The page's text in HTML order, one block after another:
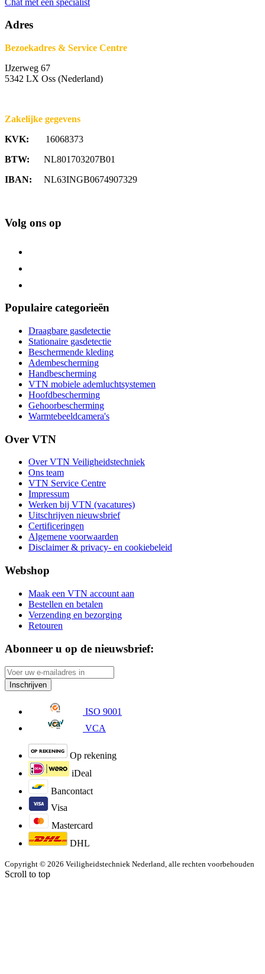
Adres
Bezoekadres & Service Centre
IJzerweg 67
5342 LX Oss (Nederland)
Zakelijke gegevens
KVK: 16068373
BTW: NL801703207B01
IBAN: NL63INGB0674907329
Volg ons op
Populaire categorieën
Draagbare gasdetectie
Stationaire gasdetectie
Beschermende kleding
Adembescherming
Handbescherming
VTN mobiele ademluchtsystemen
Hoofdbescherming
Gehoorbescherming
Warmtebeeldcamera's
Over VTN
Over VTN Veiligheidstechniek
Ons team
VTN Service Centre
Impressum
Werken bij VTN (vacatures)
Uitschrijven nieuwsbrief
Certificeringen
Algemene voorwaarden
Disclaimer & privacy- en cookiebeleid
Webshop
Maak een VTN account aan
Bestellen en betalen
Verzending en bezorging
Retouren
Abonneer u op de nieuwsbrief:
Inschrijven
ISO 9001
VCA
Op rekening
iDeal
Bancontact
Visa
Mastercard
DHL
Copyright © 2026 Veiligheidstechniek Nederland, alle rechten voorbehouden
Scroll to top